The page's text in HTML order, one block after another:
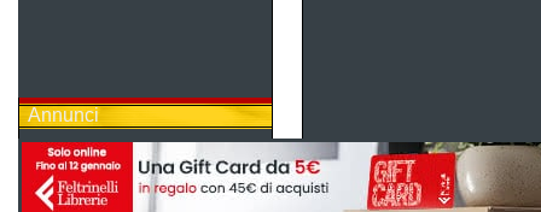
Annunci